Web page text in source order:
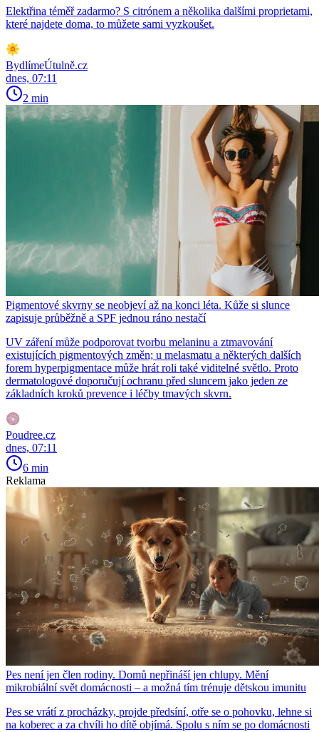
Elektřina téměř zadarmo? S citrónem a několika dalšími proprietami,
které najdete doma, to můžete sami vyzkoušet.
BydlímeÚtulně.cz
dnes, 07:11
2 min
Pigmentové skvrny se neobjeví až na konci léta. Kůže si slunce
zapisuje průběžně a SPF jednou ráno nestačí
UV záření může podporovat tvorbu melaninu a ztmavování
existujících pigmentových změn; u melasmatu a některých dalších
forem hyperpigmentace může hrát roli také viditelné světlo. Proto
dermatologové doporučují ochranu před sluncem jako jeden ze
základních kroků prevence i léčby tmavých skvrn.
Poudree.cz
dnes, 07:11
6 min
Reklama
Pes není jen člen rodiny. Domů nepřináší jen chlupy. Mění
mikrobiální svět domácnosti – a možná tím trénuje dětskou imunitu
Pes se vrátí z procházky, projde předsíní, otře se o pohovku, lehne si
na koberec a za chvíli ho dítě objímá. Spolu s ním se po domácnosti